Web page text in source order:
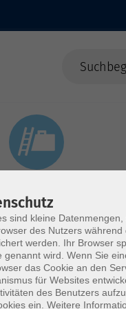
sind kleine
des Nutzers
werden. Ihr Browser
genannt wird. Wenn Sie
das Cookie an den
für Websites
des Benutzers
ein. Weitere